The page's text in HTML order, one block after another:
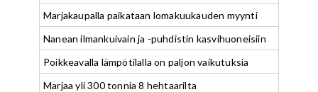
Marjakaupalla paikataan lomakuukauden myynti
Nanean ilmankuivain ja -puhdistin kasvihuoneisiin
Poikkeavalla lämpötilalla on paljon vaikutuksia
Marjaa yli 300 tonnia 8 hehtaarilta